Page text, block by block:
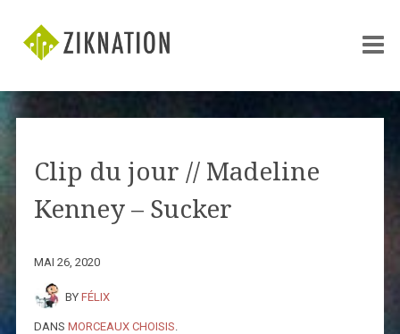
Clip du jour // Madeline
Kenney – Sucker
MAI 26, 2020
BY FÉLIX
DANS MORCEAUX CHOISIS